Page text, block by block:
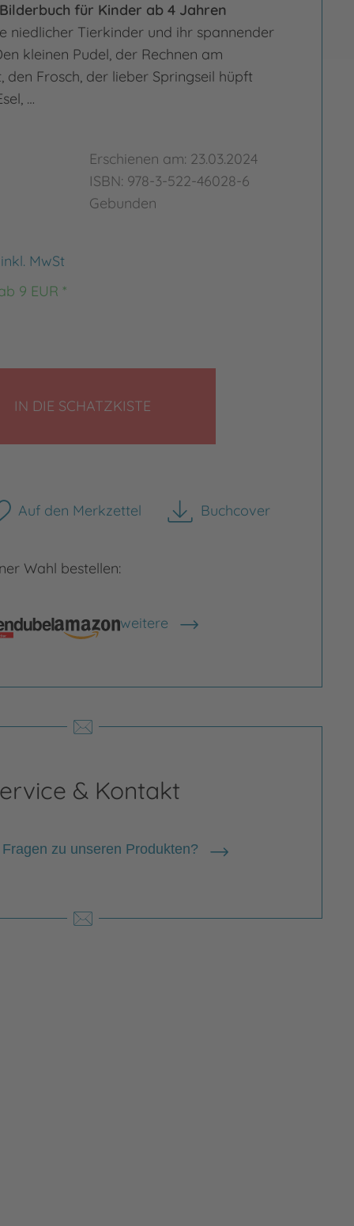
für Kinder ab 4 Jahren
niedlicher Tierkinder und ihr spannender
kleinen Pudel, der Rechnen am
den Frosch, der lieber Springseil hüpft
…
Erschienen am: 23.03.2024
ISBN: 978-3-522-46028-6
Gebunden
inkl. MwSt
9 EUR *
IN DIE SCHATZKISTE
Auf den Merkzettel Buchcover
herunterladen
Wahl bestellen:
weitere
Shops anzeigen
& Kontakt
zu unseren Produkten?